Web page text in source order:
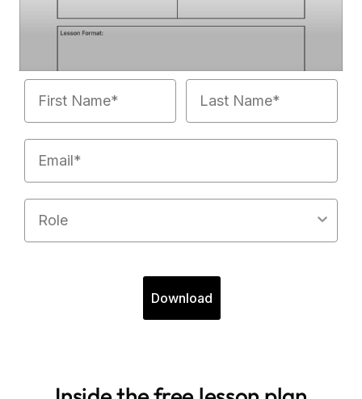
First Name Last Name
Email
Role
Download